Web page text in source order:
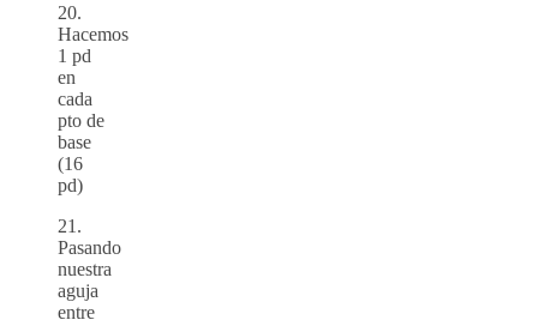
20.
Hacemos
1 pd
en
cada
pto de
base
(16
pd)
21.
Pasando
nuestra
aguja
entre